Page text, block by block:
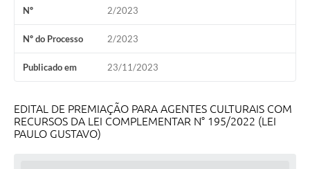
Nº 2/2023
Nº do Processo 2/2023
Publicado em 23/11/2023
EDITAL DE PREMIAÇÃO PARA AGENTES CULTURAIS COM
RECURSOS DA LEI COMPLEMENTAR N° 195/2022 (LEI
PAULO GUSTAVO)